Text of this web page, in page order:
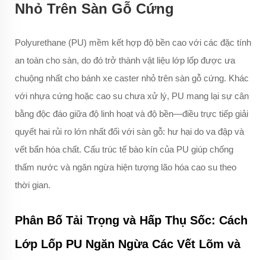
Nhỏ Trên Sàn Gỗ Cứng
Polyurethane (PU) mềm kết hợp độ bền cao với các đặc tính
an toàn cho sàn, do đó trở thành vật liệu lớp lốp được ưa
chuộng nhất cho bánh xe caster nhỏ trên sàn gỗ cứng. Khác
với nhựa cứng hoặc cao su chưa xử lý, PU mang lại sự cân
bằng độc đáo giữa độ linh hoạt và độ bền—điều trực tiếp giải
quyết hai rủi ro lớn nhất đối với sàn gỗ: hư hại do va đập và
vết bẩn hóa chất. Cấu trúc tế bào kín của PU giúp chống
thấm nước và ngăn ngừa hiện tượng lão hóa cao su theo
thời gian.
Phân Bố Tải Trọng và Hấp Thụ Sốc: Cách
Lớp Lốp PU Ngăn Ngừa Các Vết Lõm và